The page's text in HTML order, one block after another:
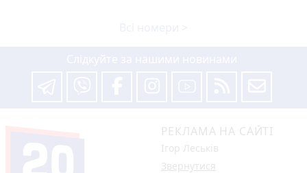
РЕКЛАМА НА САЙТІ
Ігор Леськів
Звернутися